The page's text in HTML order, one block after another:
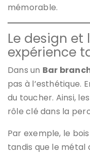
mémorable.
Le design et
expérience
Dans un Bar
pas à l’esthétique.
du toucher. Ainsi,
rôle clé dans la
Par exemple, le
tandis que le métal